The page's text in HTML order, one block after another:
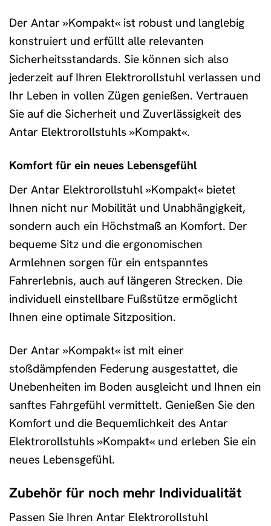
Der Antar »Kompakt« ist robust und langlebig
konstruiert und erfüllt alle relevanten
Sicherheitsstandards. Sie können sich also
jederzeit auf Ihren Elektrorollstuhl verlassen und
Ihr Leben in vollen Zügen genießen. Vertrauen
Sie auf die Sicherheit und Zuverlässigkeit des
Antar Elektrorollstuhls »Kompakt«.
Komfort für ein neues Lebensgefühl
Der Antar Elektrorollstuhl »Kompakt« bietet
Ihnen nicht nur Mobilität und Unabhängigkeit,
sondern auch ein Höchstmaß an Komfort. Der
bequeme Sitz und die ergonomischen
Armlehnen sorgen für ein entspanntes
Fahrerlebnis, auch auf längeren Strecken. Die
individuell einstellbare Fußstütze ermöglicht
Ihnen eine optimale Sitzposition.
Der Antar »Kompakt« ist mit einer
stoßdämpfenden Federung ausgestattet, die
Unebenheiten im Boden ausgleicht und Ihnen ein
sanftes Fahrgefühl vermittelt. Genießen Sie den
Komfort und die Bequemlichkeit des Antar
Elektrorollstuhls »Kompakt« und erleben Sie ein
neues Lebensgefühl.
Zubehör für noch mehr Individualität
Passen Sie Ihren Antar Elektrorollstuhl